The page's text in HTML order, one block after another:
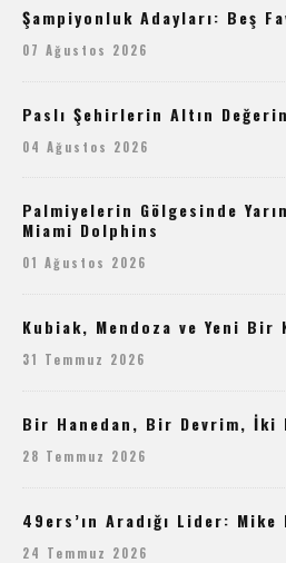
Şampiyonluk Adayları: Beş
07 Ağustos 2026
Paslı Şehirlerin Altın
04 Ağustos 2026
Palmiyelerin Gölgesinde
Miami Dolphins
01 Ağustos 2026
Kubiak, Mendoza ve Yeni Bir
31 Temmuz 2026
Bir Hanedan, Bir Devrim, İki
28 Temmuz 2026
49ers’ın Aradığı Lider: Mike
24 Temmuz 2026